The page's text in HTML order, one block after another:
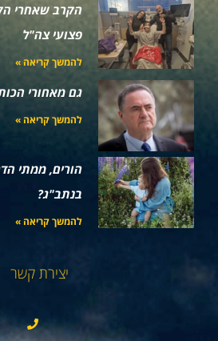
הקרב שאחרי
פצועי צה"ל
להמשך קריאה »
גם מאחורי
להמשך קריאה »
הורים, ממתי
בנתב"ג?
להמשך קריאה »
יצירת קשר